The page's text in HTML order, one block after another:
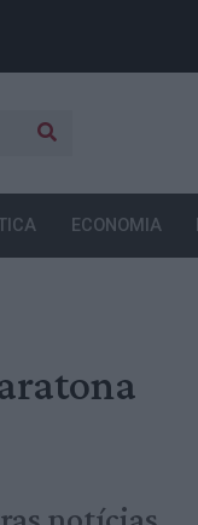
ECONOMIA